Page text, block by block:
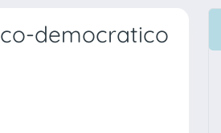
democratico